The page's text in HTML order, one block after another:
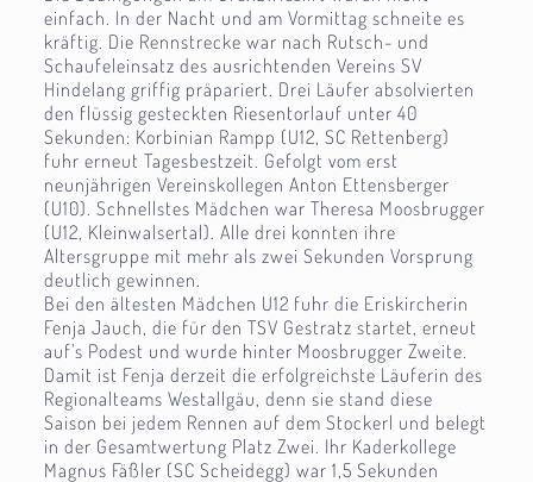
einfach. In der Nacht und am Vormittag schneite es
kräftig. Die Rennstrecke war nach Rutsch- und
Schaufeleinsatz des ausrichtenden Vereins SV
Hindelang griffig präpariert. Drei Läufer absolvierten
den flüssig gesteckten Riesentorlauf unter 40
Sekunden: Korbinian Rampp (U12, SC Rettenberg)
fuhr erneut Tagesbestzeit. Gefolgt vom erst
neunjährigen Vereinskollegen Anton Ettensberger
(U10). Schnellstes Mädchen war Theresa Moosbrugger
(U12, Kleinwalsertal). Alle drei konnten ihre
Altersgruppe mit mehr als zwei Sekunden Vorsprung
deutlich gewinnen.
Bei den ältesten Mädchen U12 fuhr die Eriskircherin
Fenja Jauch, die für den TSV Gestratz startet, erneut
auf’s Podest und wurde hinter Moosbrugger Zweite.
Damit ist Fenja derzeit die erfolgreichste Läuferin des
Regionalteams Westallgäu, denn sie stand diese
Saison bei jedem Rennen auf dem Stockerl und belegt
in der Gesamtwertung Platz Zwei. Ihr Kaderkollege
Magnus Fäßler (SC Scheidegg) war 1,5 Sekunden